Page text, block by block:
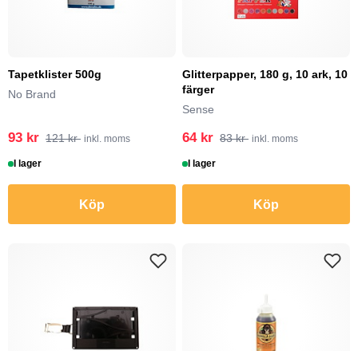
Tapetklister 500g
No Brand
93 kr 121 kr inkl. moms
I lager
Köp
Glitterpapper, 180 g, 10 ark, 10
färger
Sense
64 kr 83 kr inkl. moms
I lager
Köp